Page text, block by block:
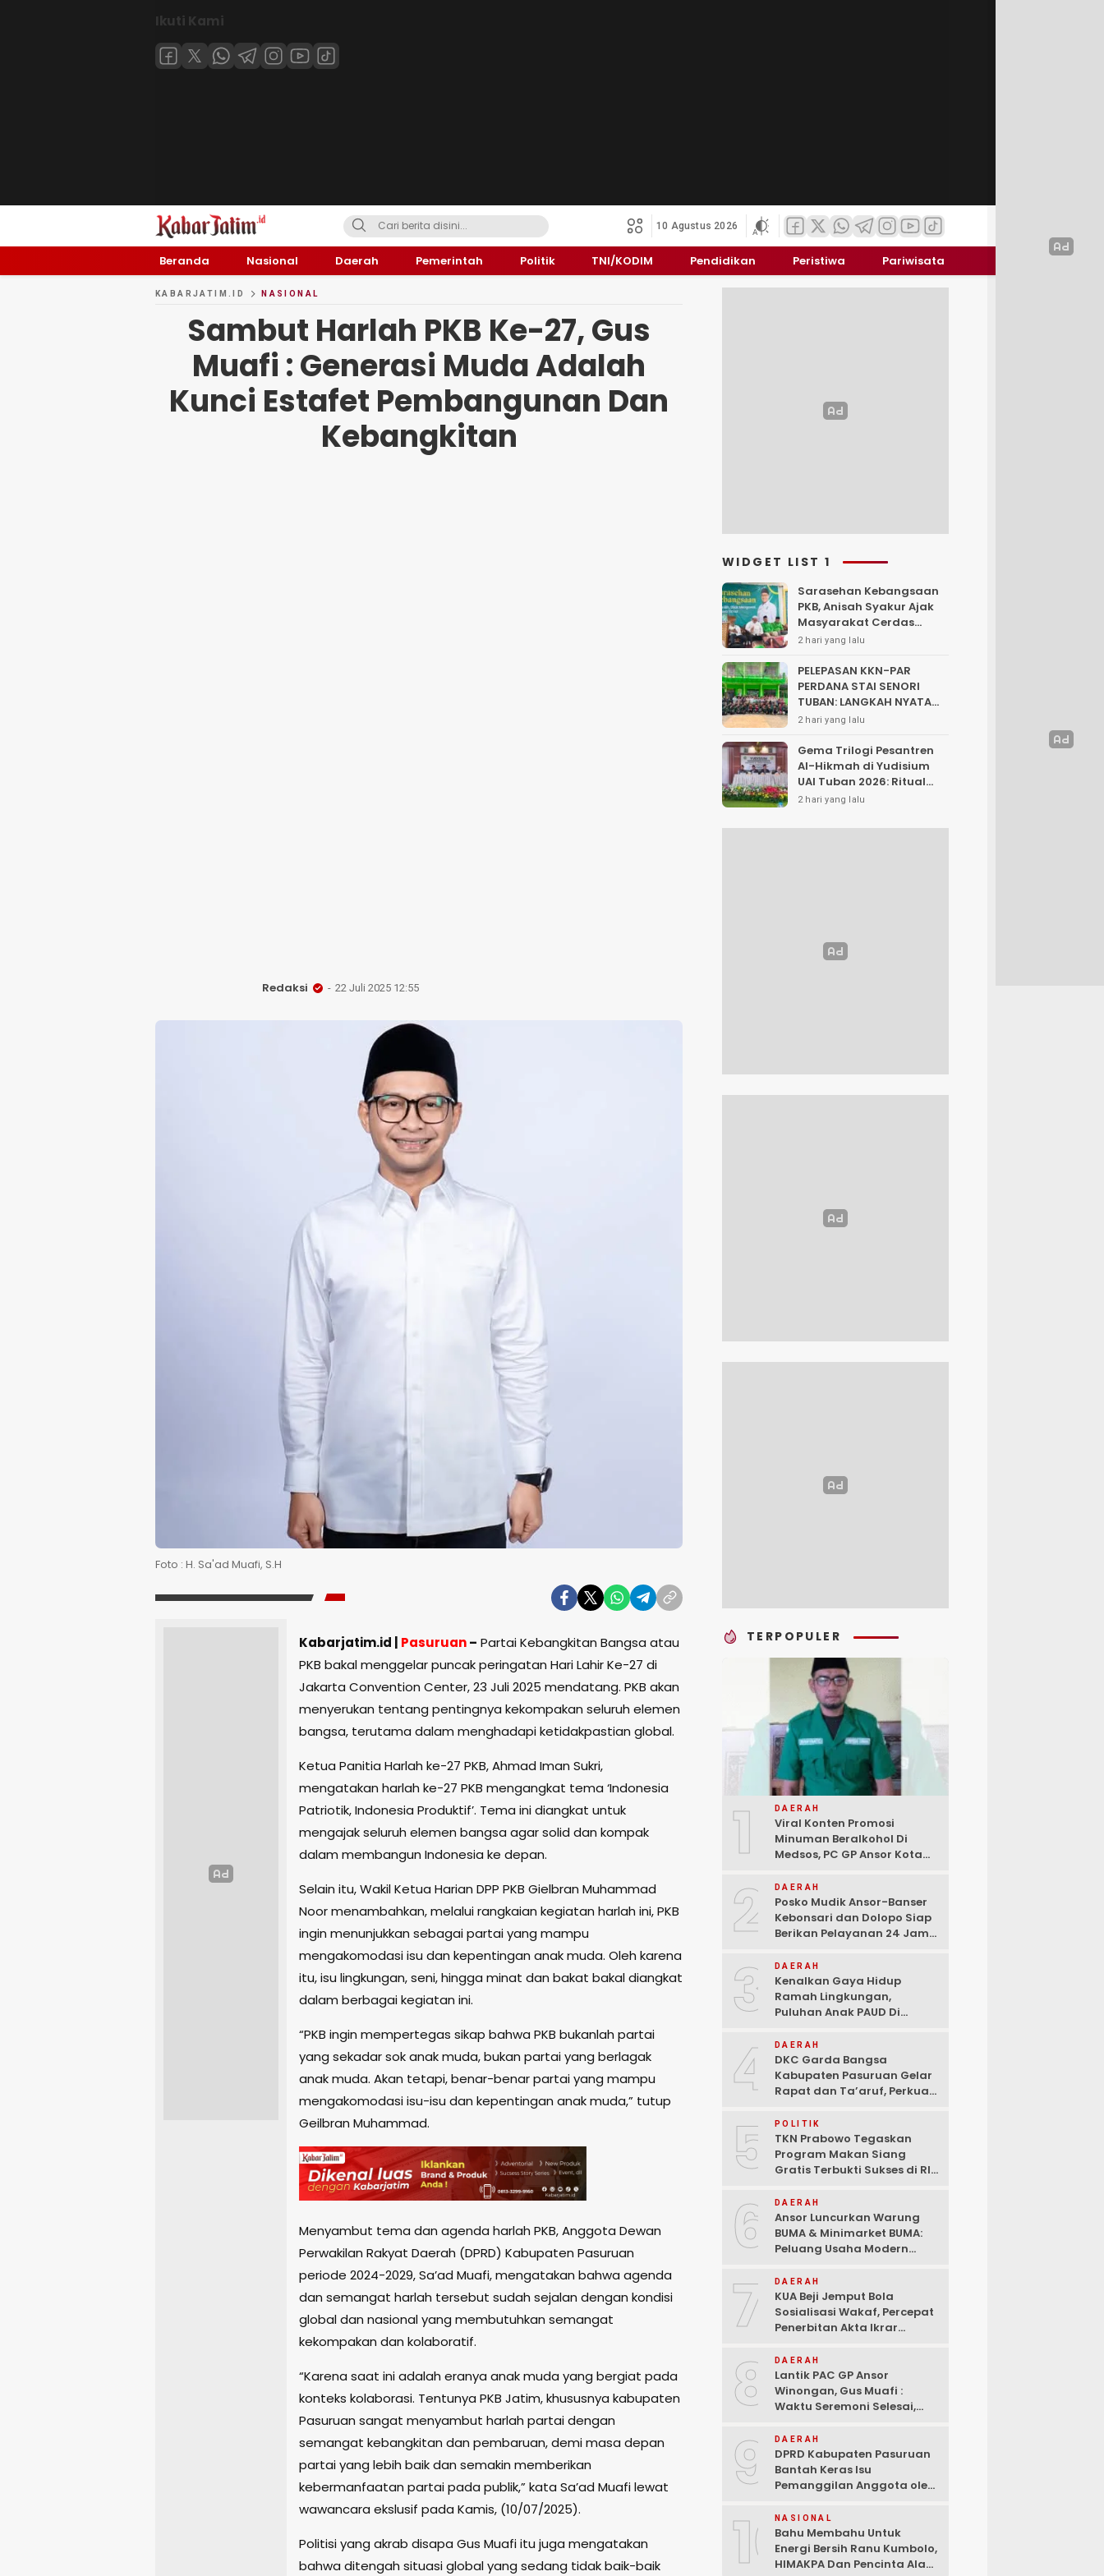
Ikuti Kami
KABARJATIM.id
Kabar Jawa timuran
10 Agustus 2026
Beranda Nasional Daerah Pemerintah Politik TNI/KODIM Pendidikan Peristiwa Pariwisata
KABARJATIM.ID NASIONAL
Sambut Harlah PKB Ke-27, Gus
Muafi : Generasi Muda Adalah
Kunci Estafet Pembangunan Dan
Kebangkitan
Redaksi 22 Juli 2025 12:55
Foto : H. Sa'ad Muafi, S.H
Kabarjatim.id | Pasuruan– Partai Kebangkitan Bangsa atau
PKB bakal menggelar puncak peringatan Hari Lahir Ke-27 di
Jakarta Convention Center, 23 Juli 2025 mendatang. PKB akan
menyerukan tentang pentingnya kekompakan seluruh elemen
bangsa, terutama dalam menghadapi ketidakpastian global.
Ketua Panitia Harlah ke-27 PKB, Ahmad Iman Sukri,
mengatakan harlah ke-27 PKB mengangkat tema ‘Indonesia
Patriotik, Indonesia Produktif’. Tema ini diangkat untuk
mengajak seluruh elemen bangsa agar solid dan kompak
dalam membangun Indonesia ke depan.
Selain itu, Wakil Ketua Harian DPP PKB Gielbran Muhammad
Noor menambahkan, melalui rangkaian kegiatan harlah ini, PKB
ingin menunjukkan sebagai partai yang mampu
mengakomodasi isu dan kepentingan anak muda. Oleh karena
itu, isu lingkungan, seni, hingga minat dan bakat bakal diangkat
dalam berbagai kegiatan ini.
“PKB ingin mempertegas sikap bahwa PKB bukanlah partai
yang sekadar sok anak muda, bukan partai yang berlagak
anak muda. Akan tetapi, benar-benar partai yang mampu
mengakomodasi isu-isu dan kepentingan anak muda,” tutup
Geilbran Muhammad.
Menyambut tema dan agenda harlah PKB, Anggota Dewan
Perwakilan Rakyat Daerah (DPRD) Kabupaten Pasuruan
periode 2024-2029, Sa’ad Muafi, mengatakan bahwa agenda
dan semangat harlah tersebut sudah sejalan dengan kondisi
global dan nasional yang membutuhkan semangat
kekompakan dan kolaboratif.
“Karena saat ini adalah eranya anak muda yang bergiat pada
konteks kolaborasi. Tentunya PKB Jatim, khususnya kabupaten
Pasuruan sangat menyambut harlah partai dengan
semangat kebangkitan dan pembaruan, demi masa depan
partai yang lebih baik dan semakin memberikan
kebermanfaatan partai pada publik,” kata Sa’ad Muafi lewat
wawancara ekslusif pada Kamis, (10/07/2025).
Politisi yang akrab disapa Gus Muafi itu juga mengatakan
bahwa ditengah situasi global yang sedang tidak baik-baik
WIDGET LIST 1
Sarasehan Kebangsaan
PKB, Anisah Syakur Ajak
Masyarakat Cerdas
Memilih dan Bijak
2 hari yang lalu
PELEPASAN KKN-PAR
PERDANA STAI SENORI
TUBAN: LANGKAH NYATA
PENGABDIAN KEPADA
2 hari yang lalu
Gema Trilogi Pesantren
Al-Hikmah di Yudisium
UAI Tuban 2026: Ritual
Pelepasan Lulusan yang
NA”
2 hari yang lalu
TERPOPULER
1 DAERAH
Viral Konten Promosi
Minuman Beralkohol Di
Medsos, PC GP Ansor Kota
Kota Dan Aparat Bertindak
Tegas!
2 DAERAH
Posko Mudik Ansor-Banser
Kebonsari dan Dolopo Siap
Berikan Pelayanan 24 Jam
3 DAERAH
Kenalkan Gaya Hidup
Ramah Lingkungan,
Puluhan Anak PAUD Di
Sampah
4 DAERAH
DKC Garda Bangsa
Kabupaten Pasuruan Gelar
Rapat dan Ta’aruf, Perkuat
Teknologi Dan Ekonomi
Kreatif
5 POLITIK
TKN Prabowo Tegaskan
Program Makan Siang
Gratis Terbukti Sukses di RI-
6 DAERAH
Ansor Luncurkan Warung
BUMA & Minimarket BUMA:
Peluang Usaha Modern
dan Bank Mandiri
7 DAERAH
KUA Beji Jemput Bola
Sosialisasi Wakaf, Percepat
Penerbitan Akta Ikrar
8 DAERAH
Lantik PAC GP Ansor
Winongan, Gus Muafi :
Waktu Seremoni Selesai,
9 DAERAH
DPRD Kabupaten Pasuruan
Bantah Keras Isu
Pemanggilan Anggota oleh
Resmi, Ini Pembunuhan
Karakter!
10NASIONAL
Bahu Membahu Untuk
Energi Bersih Ranu Kumbolo,
HIMAKPA Dan Pencinta Alam